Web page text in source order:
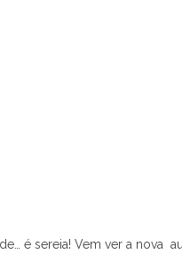
é sereia! Vem ver a nova